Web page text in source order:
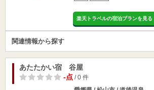
楽天トラベルの宿泊プランを見る
関連情報から探す
あたたかい宿 谷屋
-点/ 0 件